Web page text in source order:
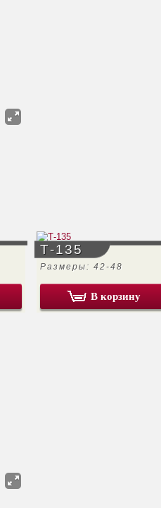
Т-135
Размеры: 42-48
В корзину